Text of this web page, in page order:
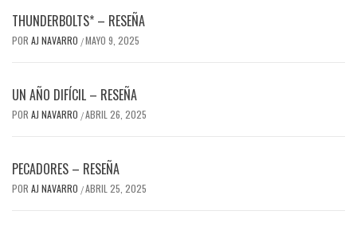
THUNDERBOLTS* – RESEÑA
POR AJ NAVARRO /MAYO 9, 2025
UN AÑO DIFÍCIL – RESEÑA
POR AJ NAVARRO /ABRIL 26, 2025
PECADORES – RESEÑA
POR AJ NAVARRO /ABRIL 25, 2025